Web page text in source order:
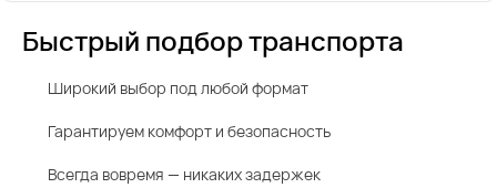
Быстрый подбор транспорта
Широкий выбор под любой формат
Гарантируем комфорт и безопасность
Всегда вовремя — никаких задержек